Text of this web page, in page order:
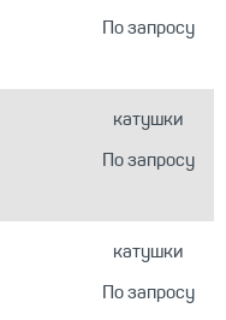
По запросу
катушки
По запросу
катушки
По запросу